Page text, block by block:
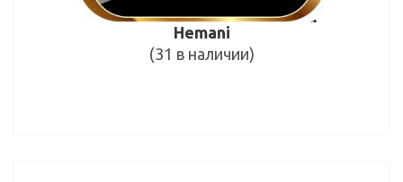
Hemani
(31 в наличии)